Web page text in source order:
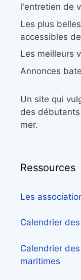
l'entretien de
Les plus
accessibles
Les meilleurs
Annonces
Un site qui
des
mer.
Ressources
Les
Calendrier
Calendrier
maritimes